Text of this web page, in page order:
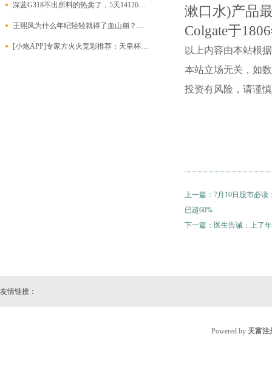
深蓝G318不出所料的热卖了，5天14126的订单量，对于一台硬派新
王熙凤为什么年纪轻轻就得了血山崩？背后的难言之隐，她没脸说
[小炮APP]专家方火火竞彩推荐：天皇杯3串1
漱口水)产品
Colgate于
以上内容由本站根
本站立场无关，如
投资有风险，请谨
上一篇： 7月10日股市必读
已超60%
下一篇： 医生告诫：上了
友情链接：
Powered by 天富注